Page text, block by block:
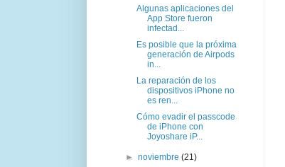
Algunas aplicaciones del
App Store fueron
infectad...
Es posible que la próxima
generación de Airpods
in...
La reparación de los
dispositivos iPhone no
es ren...
Cómo evadir el passcode
de iPhone con
Joyoshare iP...
►noviembre(21)